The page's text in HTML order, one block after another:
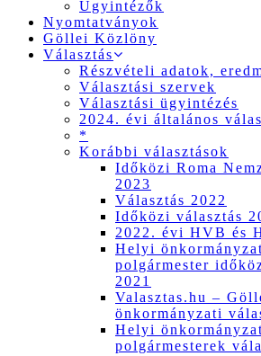
Ügyintézők
Nyomtatványok
Göllei Közlöny
Választás
Részvételi adatok,
Választási szervek
Választási ügyintézés
2024. évi általános
*
Korábbi választások
Időközi Roma
2023
Választás 2022
Időközi választás
2022. évi HVB és
Helyi
polgármester
2021
Valasztas.hu –
önkormányzati
Helyi
polgármesterek